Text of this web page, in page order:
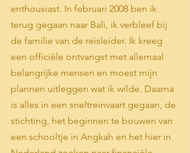
enthousiast. In februari 2008 ben ik
terug gegaan naar Bali, ik verbleef bij
de familie van de reisleider. Ik kreeg
een officiële ontvangst met allemaal
belangrijke mensen en moest mijn
plannen uitleggen wat ik wilde. Daarna
is alles in een sneltreinvaart gegaan, de
stichting, het beginnen te bouwen van
een schooltje in Angkah en het hier in